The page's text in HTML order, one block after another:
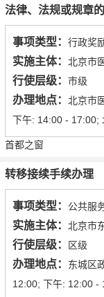
法律、法规或规章
报人给予奖励
事项类型： 行政奖
实施主体： 北京市
行使层级： 市级
办理地点： 北京市
下午: 14:00 - 17:00;
首都之窗
转移接续手续办理
事项类型： 公共服
实施主体： 北京市
行使层级： 区级
办理地点： 东城区
12:00; 下午: 12:00 -